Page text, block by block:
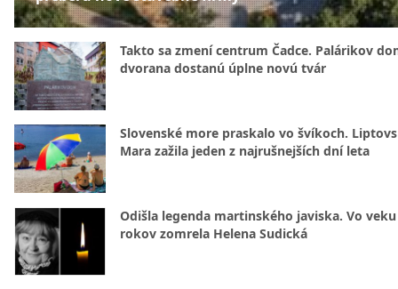
Takto sa zmení centrum Čadce. Palárikov
dvorana dostanú úplne novú tvár
Slovenské more praskalo vo švíkoch.
Mara zažila jeden z najrušnejších dní leta
Odišla legenda martinského javiska. Vo veku
rokov zomrela Helena Sudická